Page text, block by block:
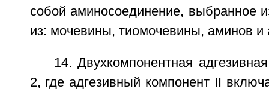
собой аминосоединение, выбранное
из: мочевины, тиомочевины, аминов и
14. Двухкомпонентная
2, где адгезивный компонент II